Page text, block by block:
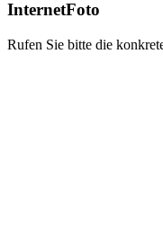
InternetFoto
Rufen Sie bitte die